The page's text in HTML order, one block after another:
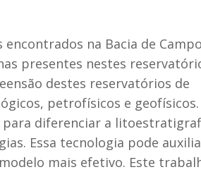
na Bacia de
presentes nestes
destes reservatórios de
petrofísicos e geofísicos.
diferenciar a
Essa tecnologia pode
mais efetivo. Este